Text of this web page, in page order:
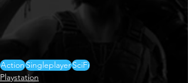
ActionSingleplayerSciFi
Playstation